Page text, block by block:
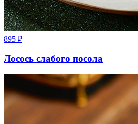
895 ₽
Лосось слабого посола